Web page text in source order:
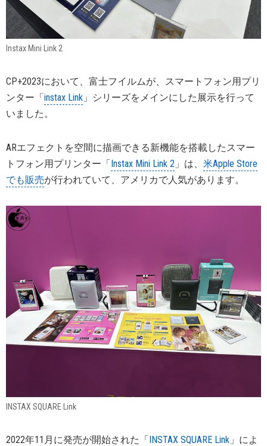
Instax Mini Link 2
CP+2023において、富士フイルムが、スマートフォン用プリ
ンター「instax Link 」シリーズをメインにした展示を行って
いました。
ARエフェクトを空間に描画できる新機能を搭載したスマー
トフォン用プリンター「Instax Mini Link 2 」は、 米Apple Store
でも販売が行われていて、アメリカで人気があります。
INSTAX SQUARE Link
2022年11月に発売が開始された「INSTAX SQUARE Link 」によ